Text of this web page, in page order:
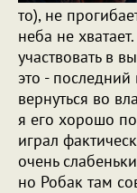
то), не
неба не
участвовать в
это -
вернуться во
я его хорошо
играл
очень
но Робак там